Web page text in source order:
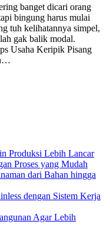
banget dicari orang
bingung harus mulai
tuh kelihatannya simpel,
gak balik modal.
Usaha Keripik Pisang
Produksi Lebih Lancar
Proses yang Mudah
dari Bahan hingga
dengan Sistem Kerja
Agar Lebih